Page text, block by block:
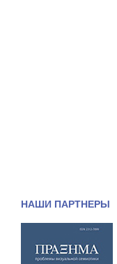
НАШИ ПАРТНЕРЫ